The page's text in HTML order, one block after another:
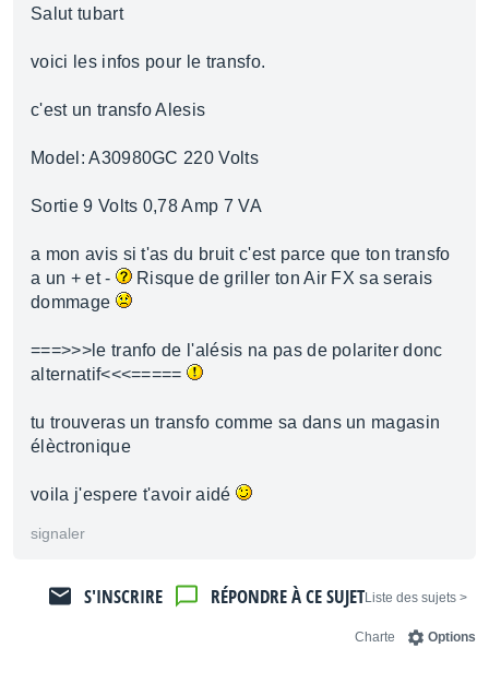
Salut tubart
voici les infos pour le transfo.
c'est un transfo Alesis
Model: A30980GC 220 Volts
Sortie 9 Volts 0,78 Amp 7 VA
a mon avis si t'as du bruit c'est parce que ton transfo
a un + et -
Risque de griller ton Air FX sa serais
dommage
===>>>le tranfo de l'alésis na pas de polariter donc
alternatif<<<=====
tu trouveras un transfo comme sa dans un magasin
élèctronique
voila j'espere t'avoir aidé
signaler
< Liste des sujets
RÉPONDRE À CE SUJET
S'INSCRIRE
Options
Charte